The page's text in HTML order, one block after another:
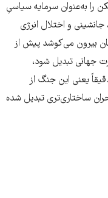
را به‌عنوان سرمایه سیاسیِ
جانشینی و اختلال انرژی
بیرون می‌کوشد پیش از
جهانی تبدیل شود،
یعنی این جنگ از
ساختاری‌تری تبدیل شده